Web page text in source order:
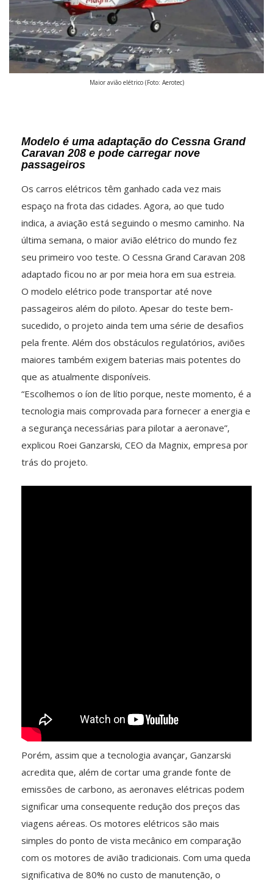
Maior avião elétrico (Foto: Aerotec)
Modelo é uma adaptação do Cessna Grand
Caravan 208 e pode carregar nove
passageiros
Os carros elétricos têm ganhado cada vez mais
espaço na frota das cidades. Agora, ao que tudo
indica, a aviação está seguindo o mesmo caminho. Na
última semana, o maior avião elétrico do mundo fez
seu primeiro voo teste. O Cessna Grand Caravan 208
adaptado ficou no ar por meia hora em sua estreia.
O modelo elétrico pode transportar até nove
passageiros além do piloto. Apesar do teste bem-
sucedido, o projeto ainda tem uma série de desafios
pela frente. Além dos obstáculos regulatórios, aviões
maiores também exigem baterias mais potentes do
que as atualmente disponíveis.
“Escolhemos o íon de lítio porque, neste momento, é a
tecnologia mais comprovada para fornecer a energia e
a segurança necessárias para pilotar a aeronave”,
explicou Roei Ganzarski, CEO da Magnix, empresa por
trás do projeto.
Porém, assim que a tecnologia avançar, Ganzarski
acredita que, além de cortar uma grande fonte de
emissões de carbono, as aeronaves elétricas podem
significar uma consequente redução dos preços das
viagens aéreas. Os motores elétricos são mais
simples do ponto de vista mecânico em comparação
com os motores de avião tradicionais. Com uma queda
significativa de 80% no custo de manutenção, o